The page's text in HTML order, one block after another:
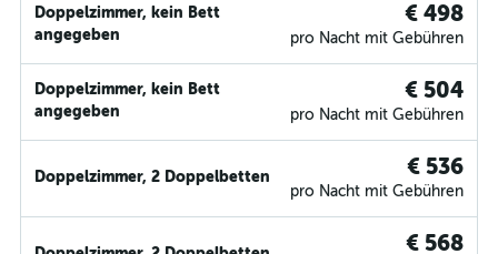
Doppelzimmer, kein Bett
angegeben
€ 498
pro Nacht mit Gebühren
Doppelzimmer, kein Bett
angegeben
€ 504
pro Nacht mit Gebühren
Doppelzimmer, 2 Doppelbetten € 536
pro Nacht mit Gebühren
€ 568